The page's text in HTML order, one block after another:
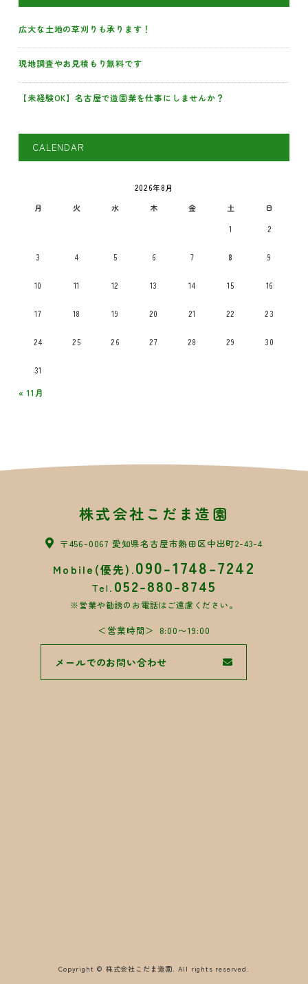
広大な土地の草刈りも承ります！
現地調査やお見積もり無料です
【未経験OK】名古屋で造園業を仕事にしませんか？
CALENDAR
2026年8月
月
火 水 木 金 土
日
1
2
3 4 5 6 7 8 9
10 11 12 13 14 15 16
17 18 19 20 21 22 23
24 25 26 27 28 29 30
31
« 11月
株式会社こだま造園
〒456-0067 愛知県名古屋市熱田区中出町2-43-4
Mobile(優先).090-1748-7242
Tel. 052-880-8745
※営業や勧誘のお電話はご遠慮ください。
営業時間 8:00〜19:00
メールでのお問い合わせ
Copyright © 株式会社こだま造園. All rights reserved.